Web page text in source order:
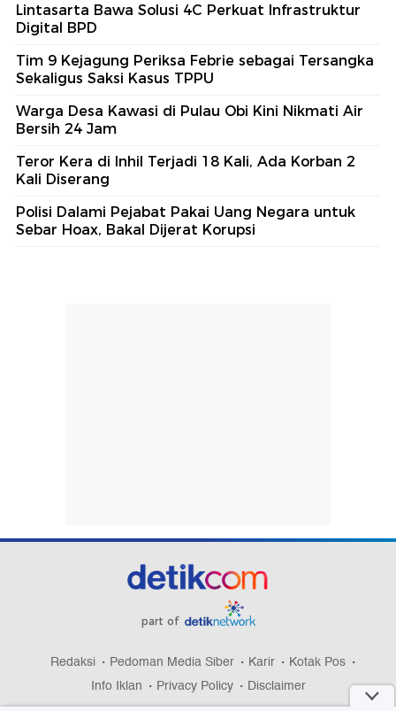
Lintasarta Bawa Solusi 4C Perkuat Infrastruktur
Digital BPD
Tim 9 Kejagung Periksa Febrie sebagai Tersangka
Sekaligus Saksi Kasus TPPU
Warga Desa Kawasi di Pulau Obi Kini Nikmati Air
Bersih 24 Jam
Teror Kera di Inhil Terjadi 18 Kali, Ada Korban 2
Kali Diserang
Polisi Dalami Pejabat Pakai Uang Negara untuk
Sebar Hoax, Bakal Dijerat Korupsi
part of
Redaksi Pedoman Media Siber Karir
Kotak Pos
Info Iklan
Privacy Policy Disclaimer